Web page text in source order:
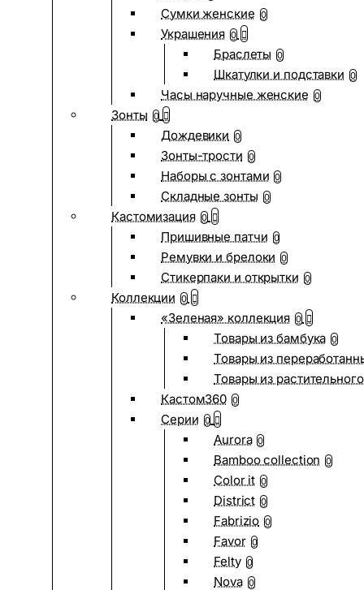
Сумки женские 0
Украшения 0
Браслеты 0
Шкатулки и подставки 0
Часы наручные женские 0
Зонты 0
Дождевики 0
Зонты-трости 0
Наборы с зонтами 0
Складные зонты 0
Кастомизация 0
Пришивные патчи 0
Ремувки и брелоки 0
Стикерпаки и открытки 0
Коллекции 0
«Зеленая» коллекция 0
Товары из бамбука 0
Товары из
Товары из
Кастом360 0
Серии 0
Aurora 0
Bamboo collection 0
Color it 0
District 0
Fabrizio 0
Favor 0
Felty 0
Nova 0